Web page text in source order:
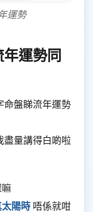
運勢
運勢同
命盤睇流年運勢
盡量講得白啲啦
陽時 唔係就咁